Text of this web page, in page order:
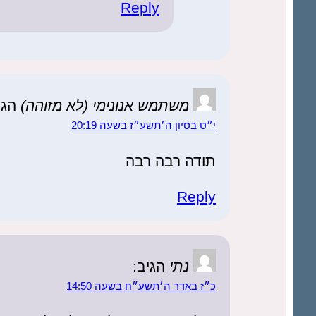
Reply
משתמש אנונימי (לא מזוהה)
י״ט בסיון ה׳תשע״ז בשעה 20:19
תודה רבה רבה
Reply
נתי הגיב:
כ״ז באדר ה׳תשע״ח בשעה 14:50